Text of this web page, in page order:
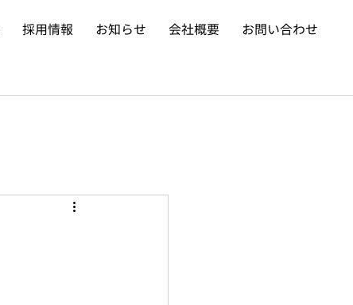
採用情報 お知らせ 会社概要 お問い合わせ